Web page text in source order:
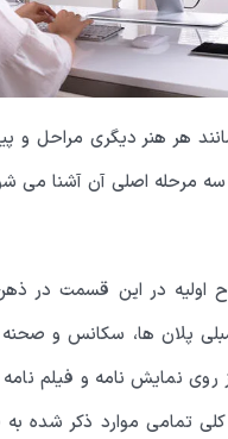
هر هنر دیگری مراحل
سه مرحله اصلی آن آشنا می
اولیه در این قسمت در
پلان ها، سکانس و
نمایش نامه و فیلم
کلی تمامی موارد ذکر